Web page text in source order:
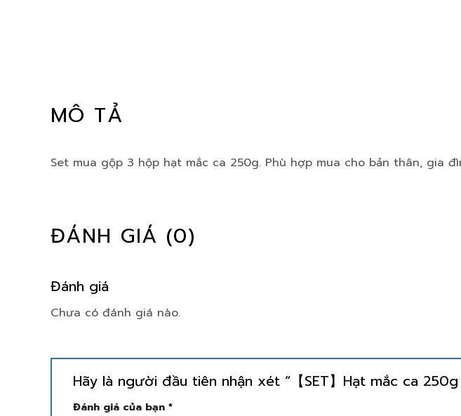
MÔ TẢ
Set mua gộp 3 hộp hạt mắc ca 250g. Phù hợp mua cho bản thân, gia
ĐÁNH GIÁ (0)
Đánh giá
Chưa có đánh giá nào.
Hãy là người đầu tiên nhận xét “【SET】Hạt mắc ca 250g
Đánh giá của bạn *